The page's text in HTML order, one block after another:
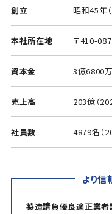
創立 昭和45年
本社所在地 〒410-
資本金 3億6800
売上高 203億（
社員数 4879名（
より信
製造請負優良適正業者